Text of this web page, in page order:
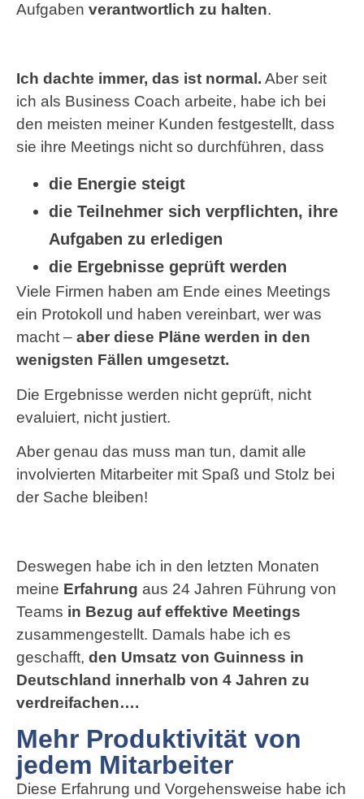
Aufgaben verantwortlich zu halten.
Ich dachte immer, das ist normal. Aber seit
ich als Business Coach arbeite, habe ich bei
den meisten meiner Kunden festgestellt, dass
sie ihre Meetings nicht so durchführen, dass
die Energie steigt
die Teilnehmer sich verpflichten, ihre
Aufgaben zu erledigen
die Ergebnisse geprüft werden
Viele Firmen haben am Ende eines Meetings
ein Protokoll und haben vereinbart, wer was
macht – aber diese Pläne werden in den
wenigsten Fällen umgesetzt.
Die Ergebnisse werden nicht geprüft, nicht
evaluiert, nicht justiert.
Aber genau das muss man tun, damit alle
involvierten Mitarbeiter mit Spaß und Stolz bei
der Sache bleiben!
Deswegen habe ich in den letzten Monaten
meine Erfahrung aus 24 Jahren Führung von
Teams in Bezug auf effektive Meetings
zusammengestellt. Damals habe ich es
geschafft, den Umsatz von Guinness in
Deutschland innerhalb von 4 Jahren zu
verdreifachen….
Mehr Produktivität von
jedem Mitarbeiter
Diese Erfahrung und Vorgehensweise habe ich